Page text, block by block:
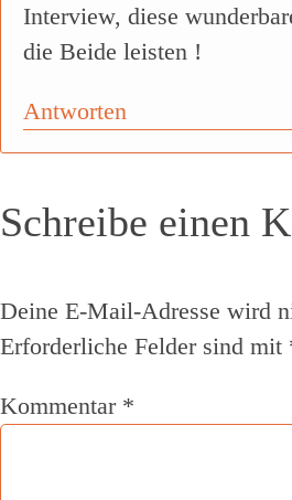
Interview, diese
die Beide leisten !
Antworten
Schreibe einen
Deine E-Mail-Adresse wird
Erforderliche Felder sind mit
Kommentar *